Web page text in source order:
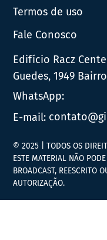
Termos de uso
Fale Conosco
Edifício Racz
Guedes, 1949
WhatsApp:
E-mail:
© 2025 | TODOS OS
ESTE MATERIAL NÃO
BROADCAST, REESCRITO
AUTORIZAÇÃO.